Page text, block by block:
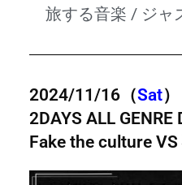
旅する音楽 / ジャ
2024/11/16（Sat）
2DAYS ALL GENRE
Fake the culture